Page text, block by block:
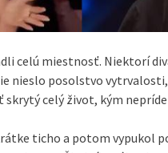
celú miestnosť. Niektorí
nieslo posolstvo
celý život, kým nepríde
ticho a potom vypukol